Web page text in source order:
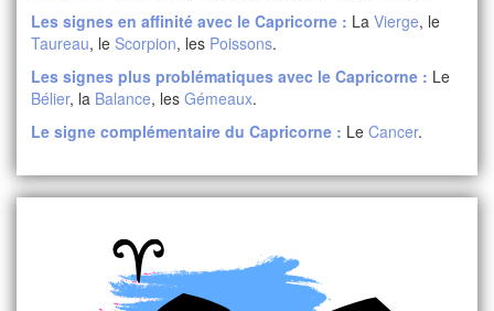
Les signes en affinité avec le Capricorne : La Vierge, le
Taureau, le Scorpion, les Poissons.
Les signes plus problématiques avec le Capricorne : Le
Bélier, la Balance, les Gémeaux.
Le signe complémentaire du Capricorne : Le Cancer.